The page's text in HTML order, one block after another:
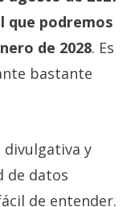
que podremos
de 2028. Es
bastante
divulgativa y
de datos
de entender.